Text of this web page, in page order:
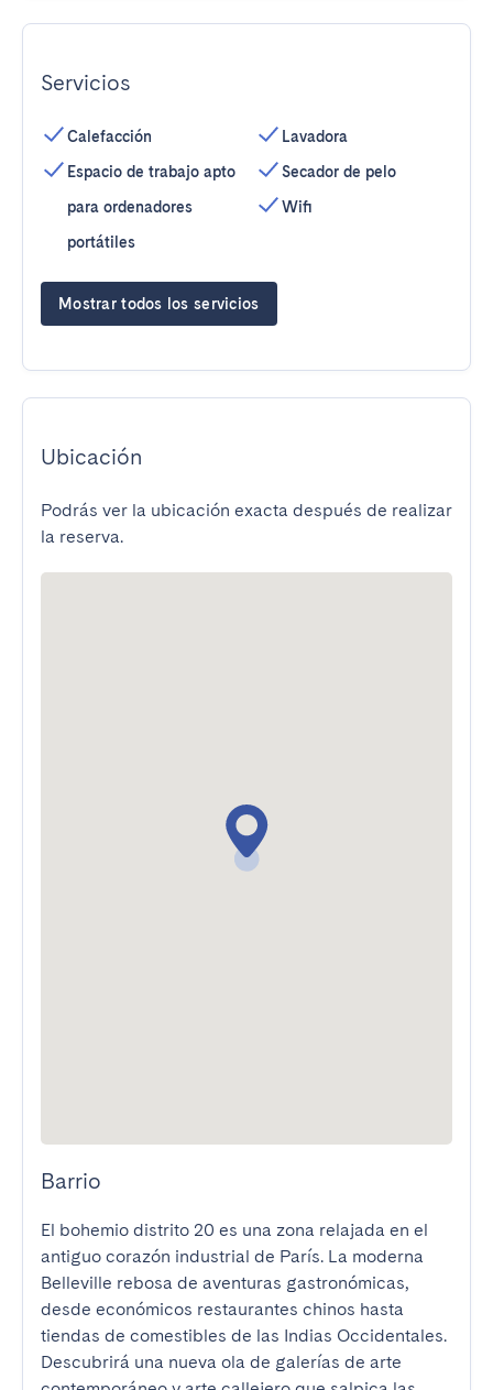
Servicios
Calefacción
Espacio de trabajo apto
para ordenadores
portátiles
Lavadora
Secador de pelo
Wifi
Mostrar todos los servicios
Ubicación
Podrás ver la ubicación exacta después de realizar
la reserva.
Barrio
El bohemio distrito 20 es una zona relajada en el
antiguo corazón industrial de París. La moderna
Belleville rebosa de aventuras gastronómicas,
desde económicos restaurantes chinos hasta
tiendas de comestibles de las Indias Occidentales.
Descubrirá una nueva ola de galerías de arte